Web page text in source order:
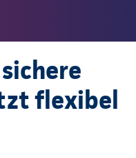
flexibel